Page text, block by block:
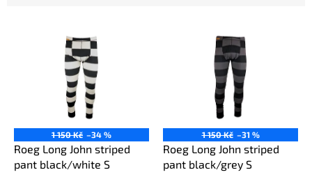
1 150 Kč –34 %
Roeg Long John striped
pant black/white S
1 150 Kč –31 %
Roeg Long John striped
pant black/grey S